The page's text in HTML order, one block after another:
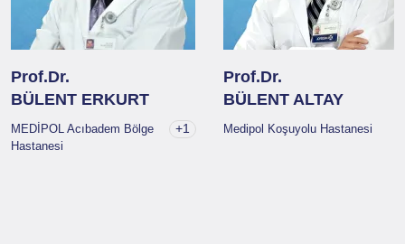
Prof.Dr.
BÜLENT ERKURT
MEDİPOL Acıbadem Bölge
Hastanesi
+1
Prof.Dr.
BÜLENT ALTAY
Medipol Koşuyolu Hastanesi